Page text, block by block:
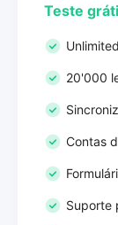
Teste
20'000
Contas
Suporte